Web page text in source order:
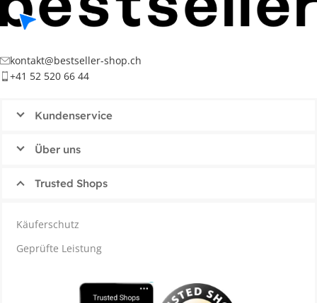
kontakt@bestseller-shop.ch
+41 52 520 66 44
Kundenservice
Über uns
Trusted Shops
Käuferschutz
Geprüfte Leistung